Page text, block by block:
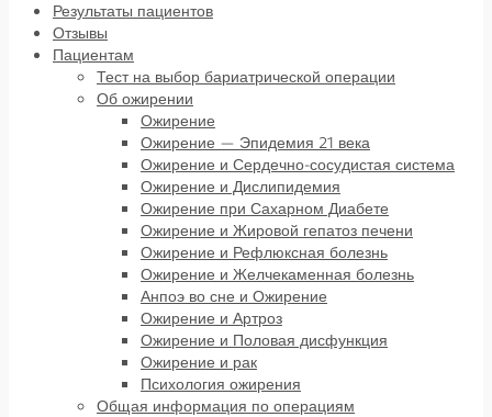
Результаты пациентов
Отзывы
Пациентам
Тест на выбор бариатрической операции
Об ожирении
Ожирение
Ожирение — Эпидемия 21 века
Ожирение и Сердечно-сосудистая система
Ожирение и Дислипидемия
Ожирение при Сахарном Диабете
Ожирение и Жировой гепатоз печени
Ожирение и Рефлюксная болезнь
Ожирение и Желчекаменная болезнь
Анпоэ во сне и Ожирение
Ожирение и Артроз
Ожирение и Половая дисфункция
Ожирение и рак
Психология ожирения
Общая информация по операциям